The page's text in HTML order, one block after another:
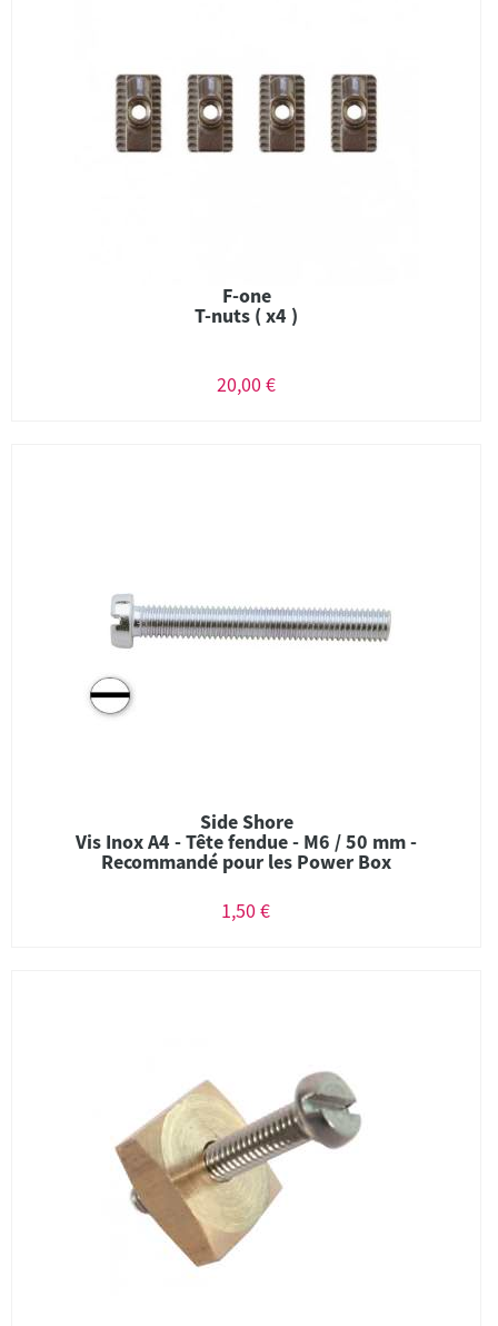
F-one
T-nuts ( x4 )
20,00 €
Side Shore
Vis Inox A4 - Tête fendue - M6 / 50 mm -
Recommandé pour les Power Box
1,50 €